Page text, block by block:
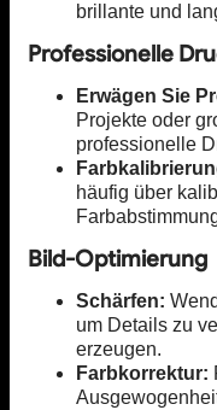
brillante und
Professionelle
Erwägen Sie
Projekte oder
professionelle
häufig über
Bild-Optimierung
Schärfen:
um Details zu
erzeugen.
Farbkorrektur: